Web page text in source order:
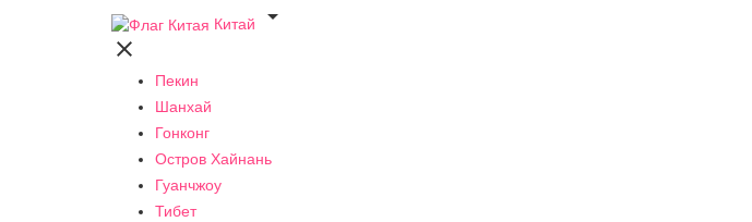
Китай


Пекин
Шанхай
Гонконг
Остров Хайнань
Гуанчжоу
Тибет